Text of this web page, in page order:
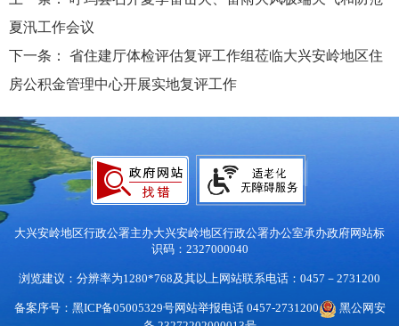
夏汛工作会议
下一条：
省住建厅体检评估复评工作组莅临大兴安岭地区住
房公积金管理中心开展实地复评工作
大兴安岭地区行政公署主办大兴安岭地区行政公署办公室承办政府网站标
识码：2327000040
浏览建议：分辨率为1280*768及其以上网站联系电话：0457－2731200
备案序号：黑ICP备05005329号网站举报电话 0457-2731200
黑公网安